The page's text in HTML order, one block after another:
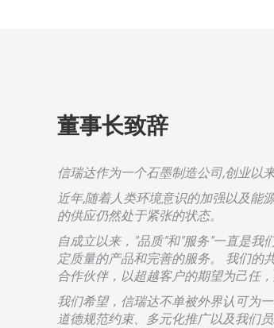
董事长致辞
信瑞达作为一个石墨制造公司,创业以
近年,随着人类环境意识的加强以及能
的供应仍然处于紧张的状态。
自成立以来，"品质"和"服务"一直是我
定质量的产品和完善的服务。 我们的
合作伙伴，以超越客户的期望为己任
我们希望，信瑞达不单被外界认可为
道德规范约束、多元化推广以及我们